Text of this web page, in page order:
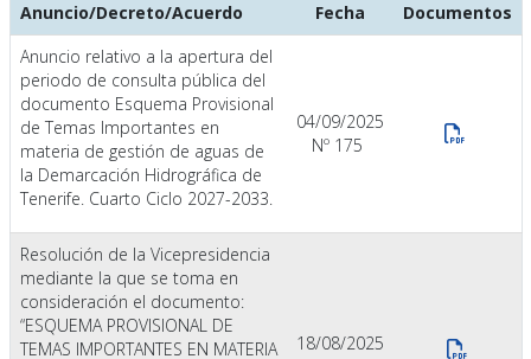
Anuncio/Decreto/Acuerdo Fecha
Documentos
Anuncio relativo a la apertura del
periodo de consulta pública del
documento Esquema Provisional
de Temas Importantes en
materia de gestión de aguas de
la Demarcación Hidrográfica de
Tenerife. Cuarto Ciclo 2027-2033.
04/09/2025
Nº 175
Resolución de la Vicepresidencia
mediante la que se toma en
consideración el documento:
“ESQUEMA PROVISIONAL DE
TEMAS IMPORTANTES EN MATERIA
18/08/2025